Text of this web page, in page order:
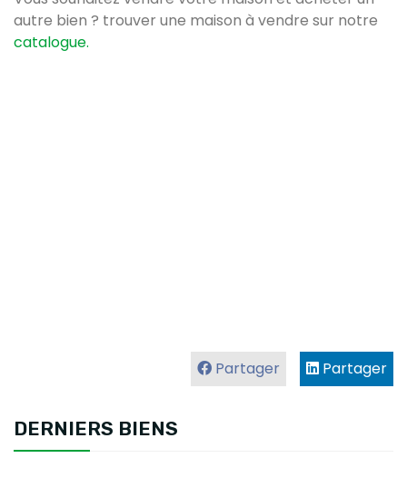
autre bien ? trouver une maison à vendre sur notre
catalogue.
Partager
Partager
DERNIERS BIENS